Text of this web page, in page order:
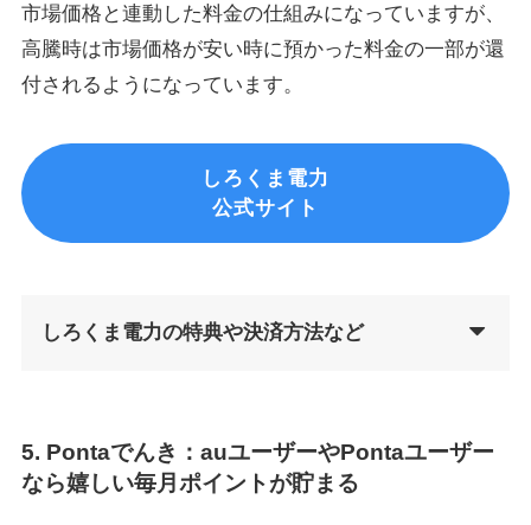
市場価格と連動した料金の仕組みになっていますが、
高騰時は市場価格が安い時に預かった料金の一部が還
付されるようになっています。
しろくま電力
公式サイト
しろくま電力の特典や決済方法など
5. Pontaでんき：auユーザーやPontaユーザー
なら嬉しい毎月ポイントが貯まる